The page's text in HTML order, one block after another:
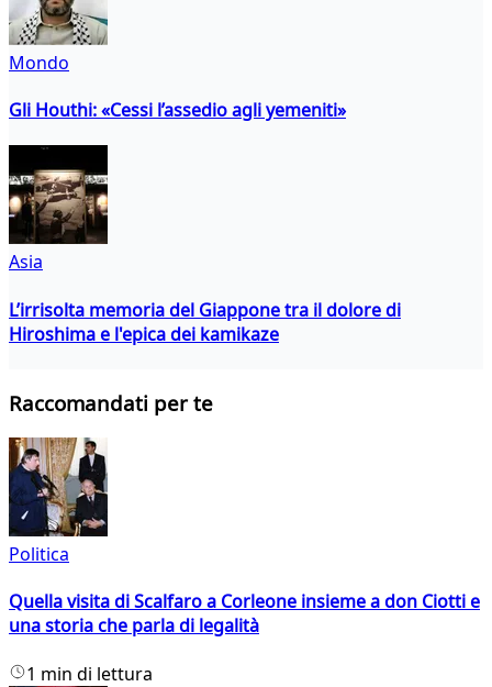
Mondo
Gli Houthi: «Cessi l’assedio agli yemeniti»
Asia
L’irrisolta memoria del Giappone tra il dolore di
Hiroshima e l'epica dei kamikaze
Raccomandati per te
Politica
Quella visita di Scalfaro a Corleone insieme a don Ciotti e
una storia che parla di legalità
1 min di lettura